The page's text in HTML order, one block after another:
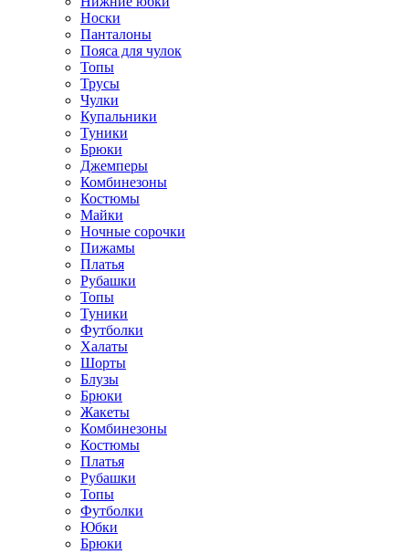
Носки
Панталоны
Поясa для чулок
Топы
Трусы
Чулки
Купальники
Туники
Брюки
Джемперы
Комбинезоны
Костюмы
Майки
Ночные сорочки
Пижамы
Платья
Рубашки
Топы
Туники
Футболки
Халаты
Шорты
Блузы
Брюки
Жакеты
Комбинезоны
Костюмы
Платья
Рубашки
Топы
Футболки
Юбки
Брюки